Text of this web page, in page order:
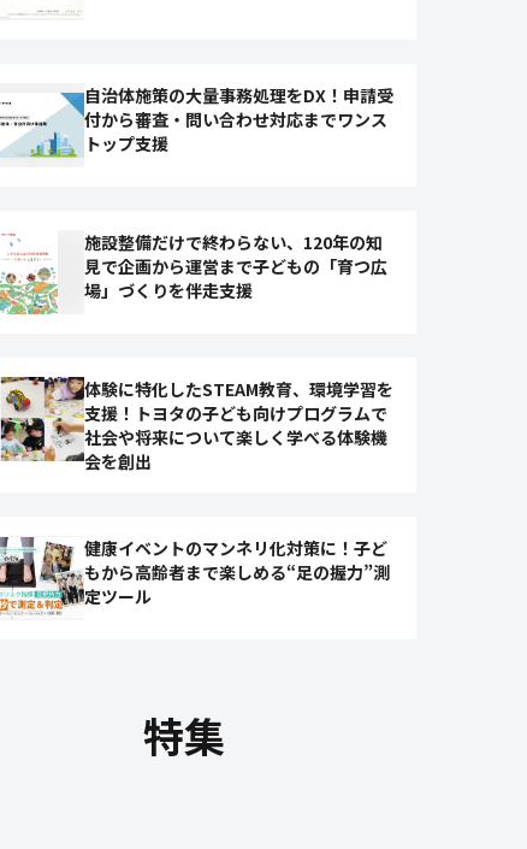
自治体施策の大量事務処理をDX！申請受
付から審査・問い合わせ対応までワンス
トップ支援
施設整備だけで終わらない、120年の知
見で企画から運営まで子どもの「育つ広
場」づくりを伴走支援
体験に特化したSTEAM教育、環境学習を
支援！トヨタの子ども向けプログラムで
社会や将来について楽しく学べる体験機
会を創出
健康イベントのマンネリ化対策に！子ど
もから高齢者まで楽しめる“足の握力”測
定ツール
特集